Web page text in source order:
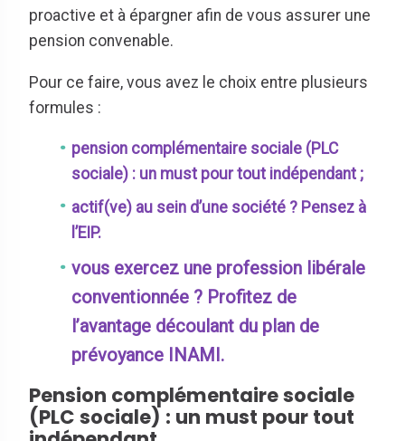
proactive et à épargner afin de vous assurer une
pension convenable.
Pour ce faire, vous avez le choix entre plusieurs
formules :
pension complémentaire sociale (PLC
sociale) : un must pour tout indépendant ;
actif(ve) au sein d’une société ? Pensez à
l’EIP.
vous exercez une profession libérale
conventionnée ? Profitez de
l’avantage découlant du plan de
prévoyance INAMI.
Pension complémentaire sociale
(PLC sociale) : un must pour tout